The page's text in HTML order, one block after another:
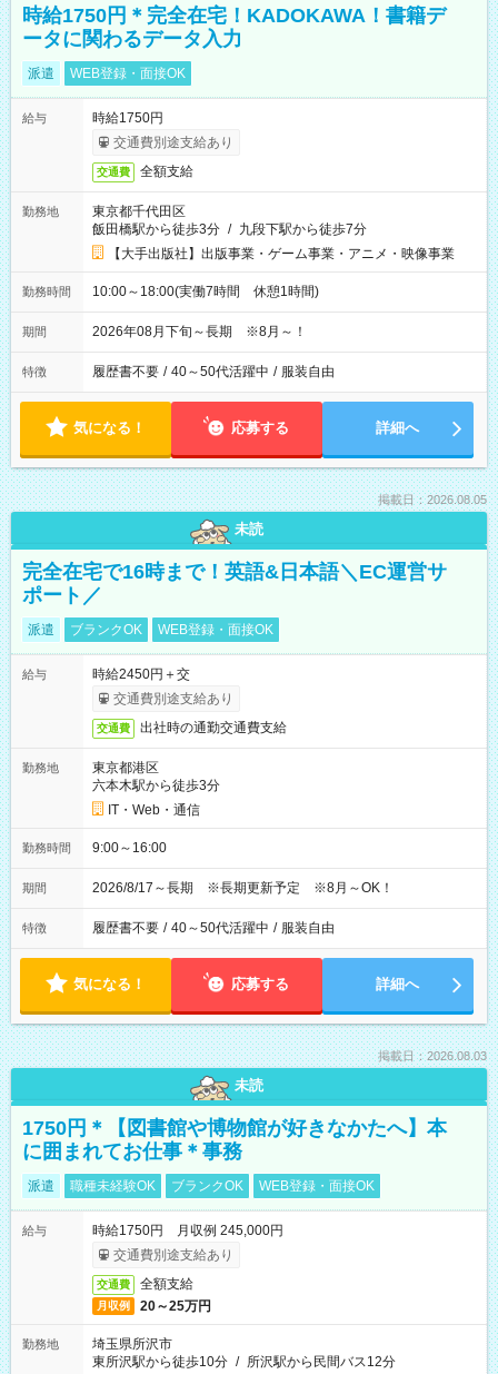
時給1750円＊完全在宅！KADOKAWA！書籍デ
ータに関わるデータ入力
派遣 WEB登録・面接OK
給与
時給1750円
交通費別途支給あり
交通費 全額支給
勤務地
東京都千代田区
飯田橋駅から徒歩3分 / 九段下駅から徒歩7分
【大手出版社】出版事業・ゲーム事業・アニメ・映像事業
勤務時間 10:00～18:00(実働7時間 休憩1時間)
期間 2026年08月下旬～長期 ※8月～！
特徴 履歴書不要 / 40～50代活躍中 / 服装自由
気になる！ 応募する 詳細へ
掲載日：2026.08.05
未読
完全在宅で16時まで！英語&日本語＼EC運営サ
ポート／
派遣 ブランクOK WEB登録・面接OK
給与
時給2450円＋交
交通費別途支給あり
交通費 出社時の通勤交通費支給
勤務地
東京都港区
六本木駅から徒歩3分
IT・Web・通信
勤務時間 9:00～16:00
期間 2026/8/17～長期 ※長期更新予定 ※8月～OK！
特徴 履歴書不要 / 40～50代活躍中 / 服装自由
気になる！ 応募する 詳細へ
掲載日：2026.08.03
未読
1750円＊【図書館や博物館が好きなかたへ】本
に囲まれてお仕事＊事務
派遣 職種未経験OK ブランクOK WEB登録・面接OK
給与
時給1750円 月収例 245,000円
交通費別途支給あり
交通費 全額支給
月収例 20～25万円
勤務地
埼玉県所沢市
東所沢駅から徒歩10分 / 所沢駅から民間バス12分